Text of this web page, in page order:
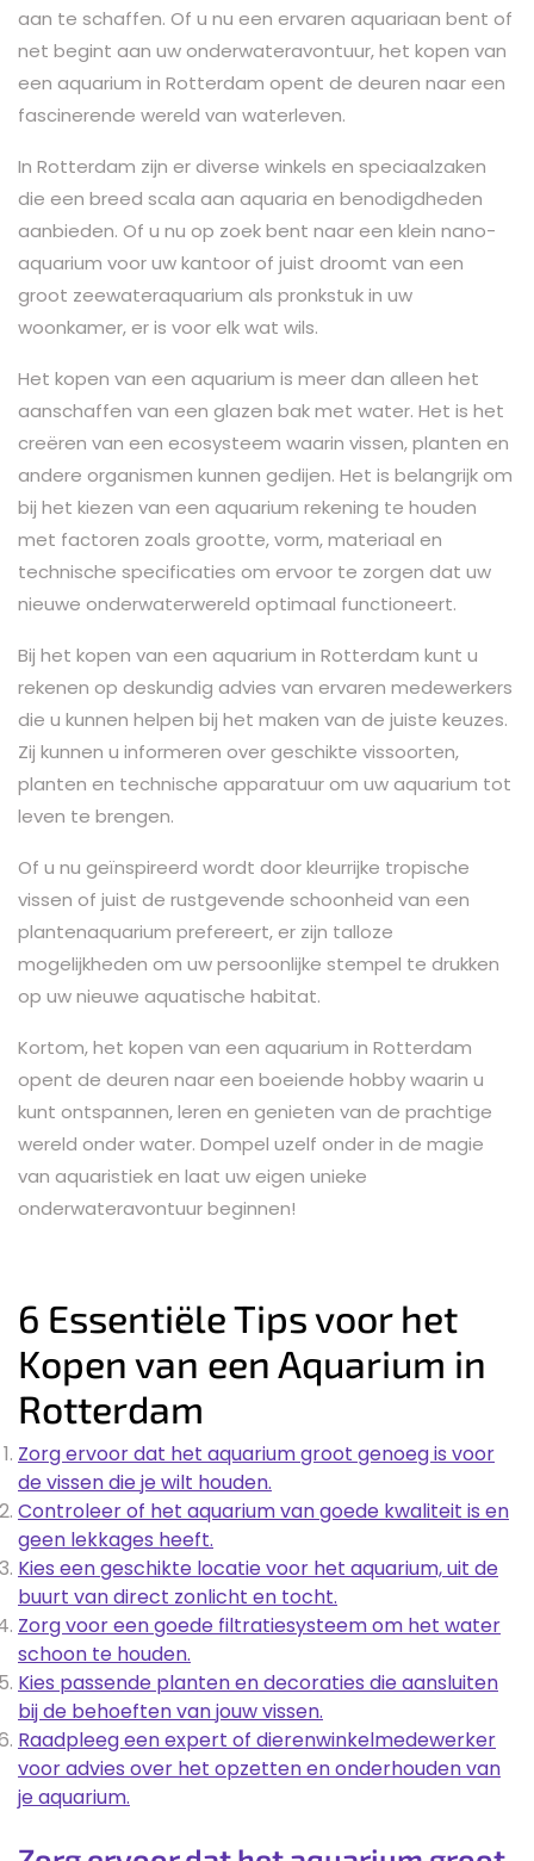
aan te schaffen. Of u nu een ervaren aquariaan bent of
net begint aan uw onderwateravontuur, het kopen van
een aquarium in Rotterdam opent de deuren naar een
fascinerende wereld van waterleven.
In Rotterdam zijn er diverse winkels en speciaalzaken
die een breed scala aan aquaria en benodigdheden
aanbieden. Of u nu op zoek bent naar een klein nano-
aquarium voor uw kantoor of juist droomt van een
groot zeewateraquarium als pronkstuk in uw
woonkamer, er is voor elk wat wils.
Het kopen van een aquarium is meer dan alleen het
aanschaffen van een glazen bak met water. Het is het
creëren van een ecosysteem waarin vissen, planten en
andere organismen kunnen gedijen. Het is belangrijk om
bij het kiezen van een aquarium rekening te houden
met factoren zoals grootte, vorm, materiaal en
technische specificaties om ervoor te zorgen dat uw
nieuwe onderwaterwereld optimaal functioneert.
Bij het kopen van een aquarium in Rotterdam kunt u
rekenen op deskundig advies van ervaren medewerkers
die u kunnen helpen bij het maken van de juiste keuzes.
Zij kunnen u informeren over geschikte vissoorten,
planten en technische apparatuur om uw aquarium tot
leven te brengen.
Of u nu geïnspireerd wordt door kleurrijke tropische
vissen of juist de rustgevende schoonheid van een
plantenaquarium prefereert, er zijn talloze
mogelijkheden om uw persoonlijke stempel te drukken
op uw nieuwe aquatische habitat.
Kortom, het kopen van een aquarium in Rotterdam
opent de deuren naar een boeiende hobby waarin u
kunt ontspannen, leren en genieten van de prachtige
wereld onder water. Dompel uzelf onder in de magie
van aquaristiek en laat uw eigen unieke
onderwateravontuur beginnen!
6 Essentiële Tips voor het
Kopen van een Aquarium in
Rotterdam
Zorg ervoor dat het aquarium groot genoeg is voor
de vissen die je wilt houden.
Controleer of het aquarium van goede kwaliteit is en
geen lekkages heeft.
Kies een geschikte locatie voor het aquarium, uit de
buurt van direct zonlicht en tocht.
Zorg voor een goede filtratiesysteem om het water
schoon te houden.
Kies passende planten en decoraties die aansluiten
bij de behoeften van jouw vissen.
Raadpleeg een expert of dierenwinkelmedewerker
voor advies over het opzetten en onderhouden van
je aquarium.